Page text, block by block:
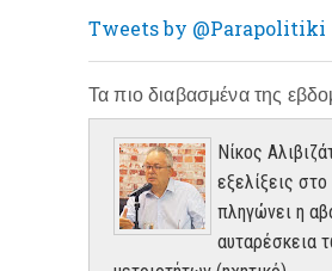
Tweets by @Parapolitiki
Τα πιο διαβασμένα της
Νίκος
εξελίξεις
πληγώνει η
αυταρέσκεια